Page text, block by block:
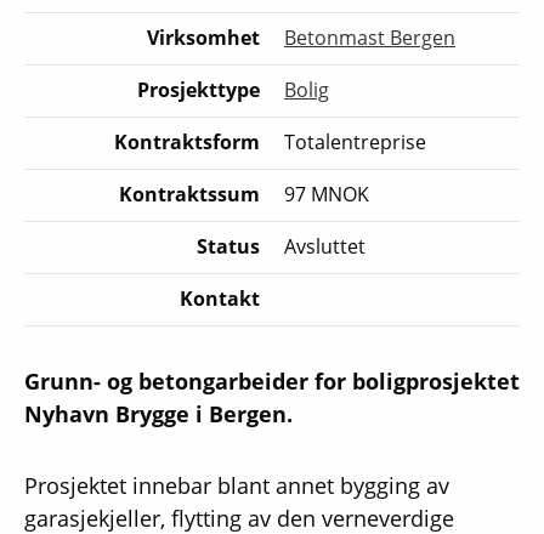
Virksomhet
Betonmast Bergen
Prosjekttype
Bolig
Kontraktsform
Totalentreprise
Kontraktssum
97 MNOK
Status
Avsluttet
Kontakt
Grunn- og betongarbeider for boligprosjektet
Nyhavn Brygge i Bergen.
Prosjektet innebar blant annet bygging av
garasjekjeller, flytting av den verneverdige